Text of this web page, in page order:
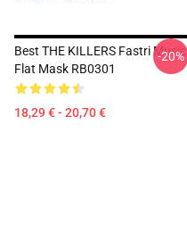
Best THE KILLERS Fastri Music
Flat Mask RB0301
18,29 € - 20,70 €
-20%